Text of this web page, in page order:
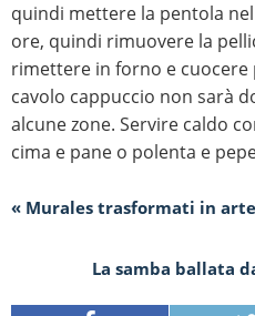
quindi mettere la pentola
ore, quindi rimuovere la
rimettere in forno e cuocere
cavolo cappuccio non sarà
alcune zone. Servire caldo
cima e pane o polenta e
« Murales trasformati in arte
La samba ballata